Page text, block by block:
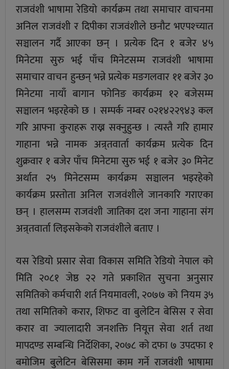
राजवंशी भाषामा रेडियो कार्यक्रम तथा समाचार वाचनमा
अनिल राजवंशी र दिपीका राजवंशीले छनौट भएपश्च्यात
सञ्चालन गर्दै आएका छन् । प्रत्येक दिन १ बजेर ४५
मिनेटमा सुरु भई पाँच मिनेटसम्म राजवंशी भाषामा
समाचार वाचन हुन्छन् भन्ने प्रत्येक मङगलवार ११ बजेर ३०
मिनेटमा नायाँ बागान फोनिङ कार्यक्रम १२ बजेसम्म
सञ्चालन भइरहेको छ । सम्पर्क नम्बर ०२१४२२९४३ कल
गरि आफ्ना कुराहरू राख्न सक्नुहुन्छ । त्यस्तै गरि हामार
गाहाना भन्ने नामक अन्र्तवार्ता कार्यक्रम प्रत्येक दिन
शुक्रवार १ बजेर पाँच मिनेटमा सुरु भई १ बजेर ३० मिनेट
अर्थात २५ मिनेटसम्म कार्यक्रम सञ्चालन भइरहेको
कार्यक्रम प्रस्तोता अनिल राजवंशीले जानकारि गराएका
छन् । हालसम्म राजवंशी जातिका दश जना गाहाना संग
अन्र्तवार्ता लिइसकेको राजवंशीले बताए ।
यस रेडियो प्रसार सेवा विकास समिति रेडियो नेपाल को
मिति २०८१ जेष्ठ २२ गते प्रकाशित सुचना अनुसार
समितिको कर्मचारी शर्त नियमावली, २०७७ को नियम ३५
तथा समितिको करार, शिफट वा बुलेटिन बेसिस र सेवा
करार वा ज्यालादारी जनशक्ति नियूत्त सेवा शर्त तथा
मापदण्ड सम्बन्धि निर्देशिका, २०७८ को दफा ७ उपदफा १
बमोजिम बुलेटिन बेसिसमा काम गर्ने राजवंशी भाषामा